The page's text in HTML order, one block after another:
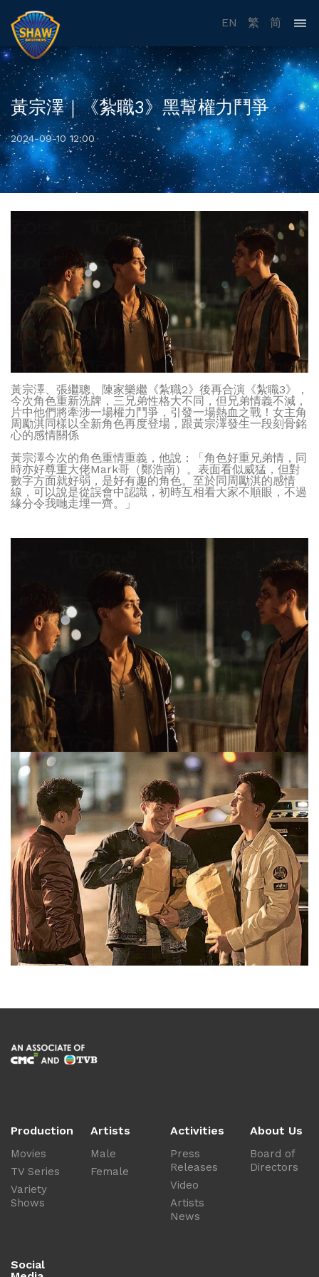
EN 繁 简
黃宗澤｜《紮職3》黑幫權力鬥爭
2024-09-10 12:00
黃宗澤、張繼聰、陳家樂繼《紮職2》後再合演《紮職3》，
今次角色重新洗牌，三兄弟性格大不同，但兄弟情義不減，
片中他們將牽涉一場權力鬥爭，引發一場熱血之戰！女主角
周勵淇同樣以全新角色再度登場，跟黃宗澤發生一段刻骨銘
心的感情關係
黃宗澤今次的角色重情重義，他說：「角色好重兄弟情，同
時亦好尊重大佬Mark哥（鄭浩南）。表面看似威猛，但對
數字方面就好弱，是好有趣的角色。至於同周勵淇的感情
線，可以說是從誤會中認識，初時互相看大家不順眼，不過
緣分令我哋走埋一齊。」
Production
Movies
TV Series
Variety
Shows
Artists
Male
Female
Activities
Press
Releases
Video
Artists
News
About Us
Board of
Directors
Social